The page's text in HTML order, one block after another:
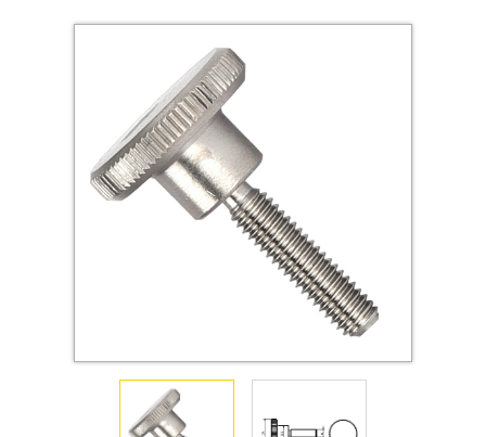
Дюймовый крепёж
Заклепки (Гайки-Заклепки)
Инструмент
Крюки, кольца с метрической резьбой
Крюки, кольца с шурупной резьбой
Оснастка и аксессуары для яхт